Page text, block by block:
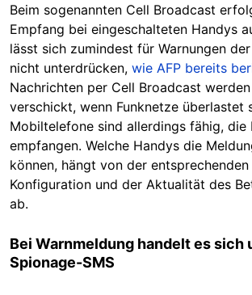
Beim sogenannten Cell Broadcast
Empfang bei eingeschalteten Handys
lässt sich zumindest für Warnungen
nicht unterdrücken, wie AFP bereits
Nachrichten per Cell Broadcast
verschickt, wenn Funknetze überlastet
Mobiltelefone sind allerdings fähig, die
empfangen. Welche Handys die
können, hängt von der
Konfiguration und der Aktualität des
ab.
Bei Warnmeldung handelt es sich
Spionage-SMS